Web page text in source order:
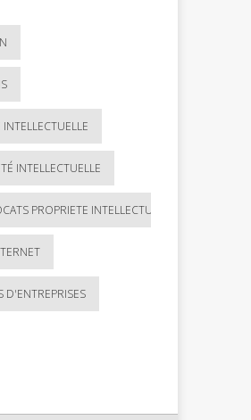
INTELLECTUELLE
PROPRIETE INTELLECTUELLE ?
D'ENTREPRISES